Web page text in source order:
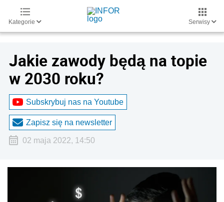
Kategorie Serwisy
Jakie zawody będą na topie
w 2030 roku?
Subskrybuj nas na Youtube
Zapisz się na newsletter
02 maja 2022, 14:50